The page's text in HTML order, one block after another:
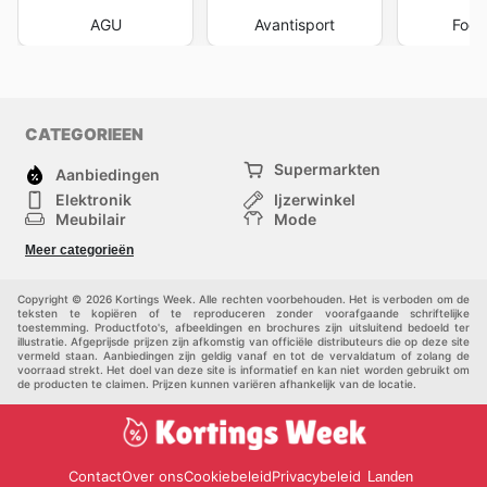
leiden tot aanzienlijke besparingen op producten die ze
al langer op het oog hadden. Dit strategisch volgen van
kunnen vinden, wat het aankoopproces vereenvoudigt
en aantrekkelijker maakt. Het actief deelnemen aan
deze promoties stelt hen in staat om de ongeëvenaarde
kwaliteit van Bianchi te ervaren zonder de hoofdprijs te
lagere prijs; het gaat om het verkrijgen van de beste
Visit Bianchi's website today to explore the best deals
and start saving now.
AGU Avantisport
CATEGORIEEN
Aanbiedingen
Supermarkten
Elektronik
Ijzerwinkel
Meubilair
Mode
Schoonheid
Meer categorieën
Copyright © 2026 Kortings Week. Alle rechten voorbehouden. Het is verboden om de
teksten te kopiëren of te reproduceren zonder voorafgaande schriftelijke
toestemming. Productfoto's, afbeeldingen en brochures zijn uitsluitend bedoeld ter
illustratie. Afgeprijsde prijzen zijn afkomstig van officiële distributeurs die op deze site
vermeld staan. Aanbiedingen zijn geldig vanaf en tot de vervaldatum of zolang de
voorraad strekt. Het doel van deze site is informatief en kan niet worden gebruikt om
de producten te claimen. Prijzen kunnen variëren afhankelijk van de locatie.
ContactOver onsCookiebeleidPrivacybeleid Landen